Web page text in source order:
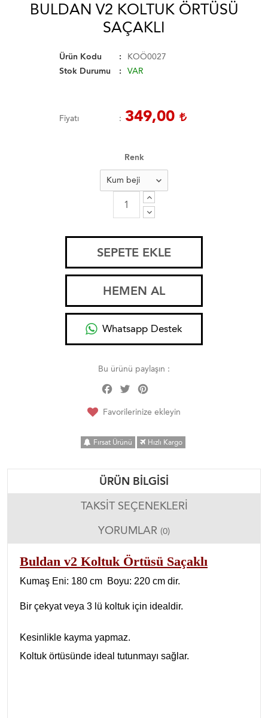
BULDAN V2 KOLTUK ÖRTÜSÜ
SAÇAKLI
Ürün Kodu
KOÖ0027
Stok Durumu
VAR
Fiyatı 349,00
Renk
SEPETE EKLE
HEMEN AL
Whatsapp Destek
Bu ürünü paylaşın :
Facebook
Twitter
Favorilerinize ekleyin
Fırsat Ürünü Hızlı Kargo
ÜRÜN BILGISI
TAKSIT SEÇENEKLERI
YORUMLAR (0)
Buldan v2 Koltuk Örtüsü Saçaklı
Kumaş Eni: 180 cm Boyu: 220 cm dir.
Bir çekyat veya 3 lü koltuk için idealdir.
Kesinlikle kayma yapmaz.
Koltuk örtüsünde ideal tutunmayı sağlar.